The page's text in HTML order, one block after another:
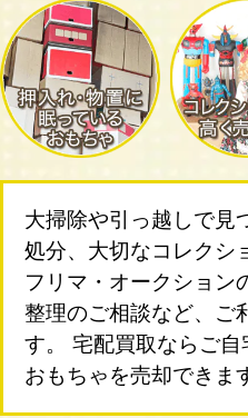
大掃除や引っ越しで見
処分、大切なコレクシ
フリマ・オークション
整理のご相談など、ご
す。 宅配買取ならご
おもちゃを売却できま